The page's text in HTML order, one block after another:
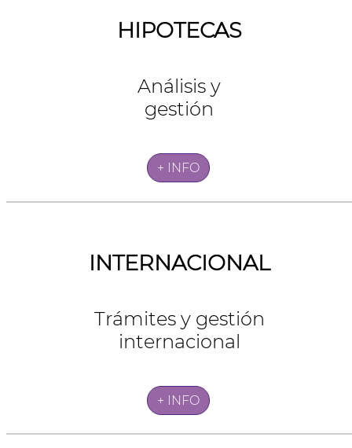
HIPOTECAS
Análisis y
gestión
+ INFO
INTERNACIONAL
Trámites y gestión
internacional
+ INFO